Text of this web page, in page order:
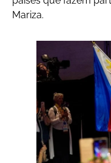
Mariza.